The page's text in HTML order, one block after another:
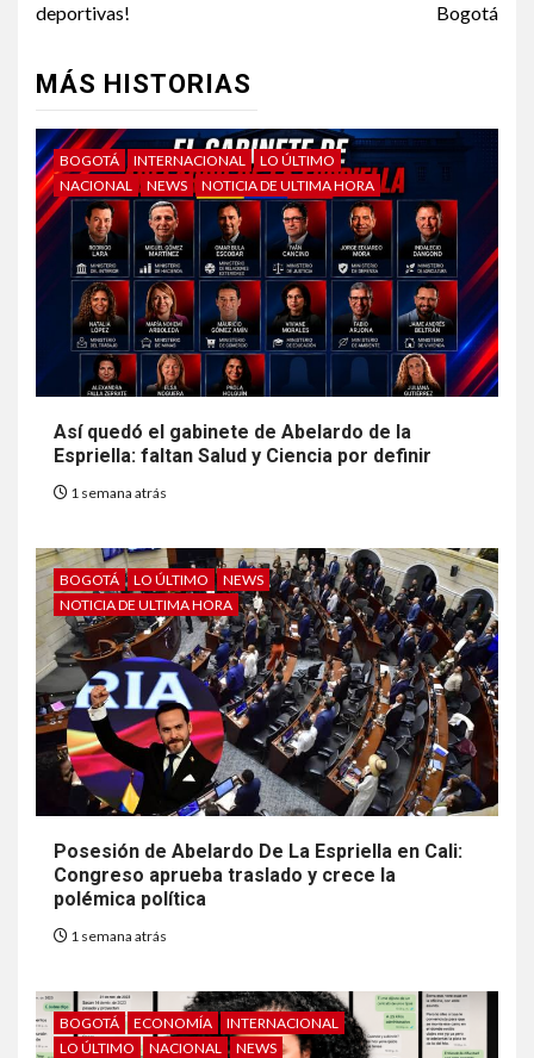
deportivas!
Bogotá
MÁS HISTORIAS
BOGOTÁ INTERNACIONAL
LO ÚLTIMO
NACIONAL
NEWS NOTICIA DE ULTIMA HORA
Así quedó el gabinete de Abelardo de la
Espriella: faltan Salud y Ciencia por definir
1 semana atrás
BOGOTÁ LO ÚLTIMO
NEWS
NOTICIA DE ULTIMA HORA
Posesión de Abelardo De La Espriella en Cali:
Congreso aprueba traslado y crece la
polémica política
1 semana atrás
BOGOTÁ ECONOMÍA
INTERNACIONAL
LO ÚLTIMO
NACIONAL
NEWS